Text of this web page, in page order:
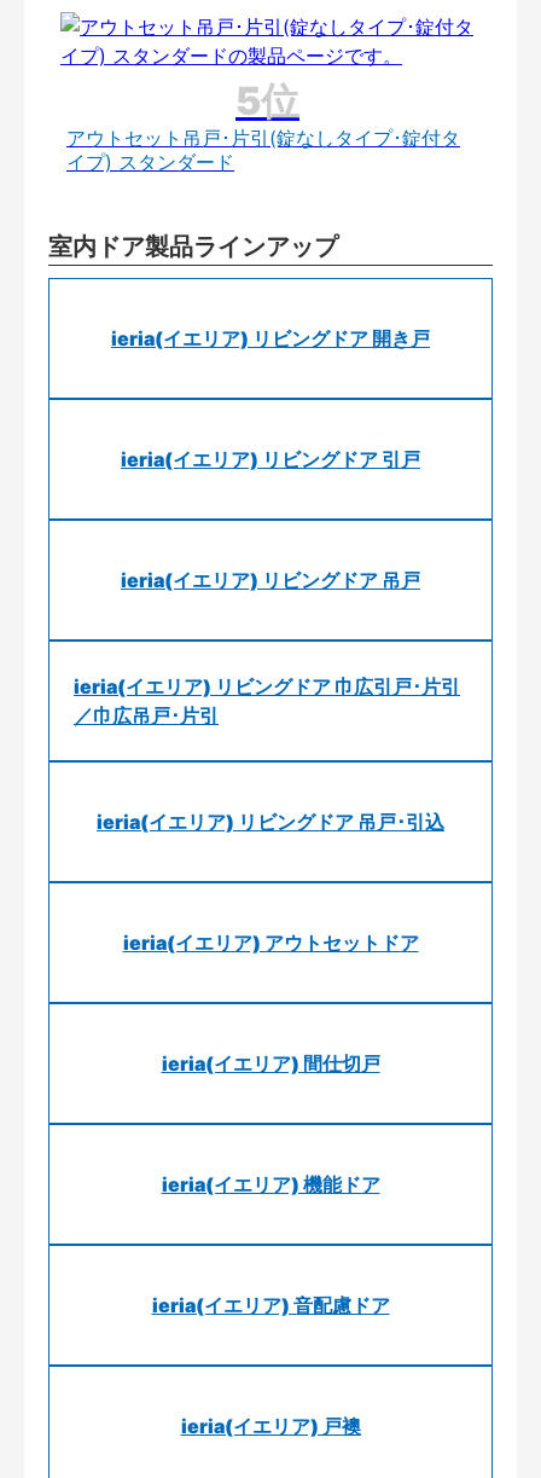
アウトセット吊戸･片引(錠なしタイプ･錠付タ
イプ) スタンダード
室内ドア製品ラインアップ
ieria(イエリア) リビングドア 開き戸
ieria(イエリア) リビングドア 引戸
ieria(イエリア) リビングドア 吊戸
ieria(イエリア) リビングドア 巾広引戸･片引
／巾広吊戸･片引
ieria(イエリア) リビングドア 吊戸･引込
ieria(イエリア) アウトセットドア
ieria(イエリア) 間仕切戸
ieria(イエリア) 機能ドア
ieria(イエリア) 音配慮ドア
ieria(イエリア) 戸襖